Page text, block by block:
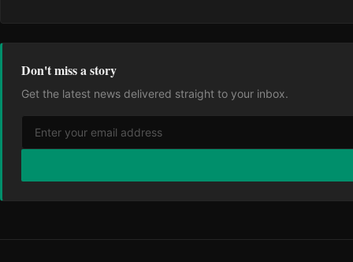
Don't miss a story
Get the latest news delivered straight to your inbox.